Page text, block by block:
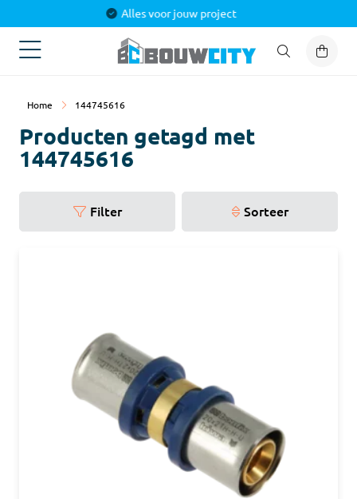
Alles voor jouw project
Home 144745616
Producten getagd met
144745616
Filter Sorteer